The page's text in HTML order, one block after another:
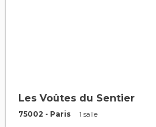
Les Voûtes du Sentier
75002 - Paris 1 salle